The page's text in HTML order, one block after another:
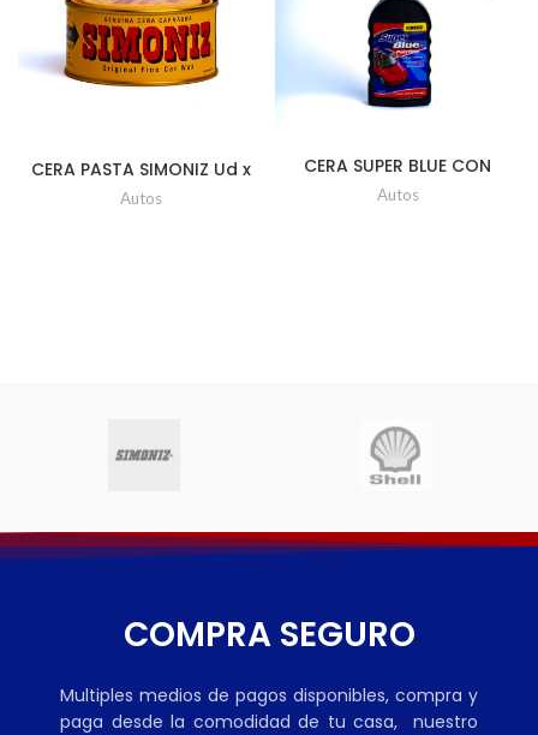
CERA PASTA SIMONIZ Ud x
225 Gr
Autos
CERA SUPER BLUE CON
POLYFLON 500ML UD
Autos
COMPRA SEGURO
Multiples medios de pagos disponibles, compra y
paga desde la comodidad de tu casa, nuestro